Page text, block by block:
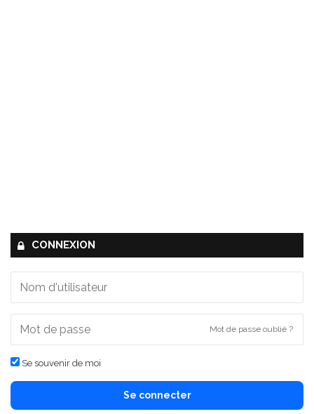
CONNEXION
Mot de passe oublié ?
Se souvenir de moi
Se connecter